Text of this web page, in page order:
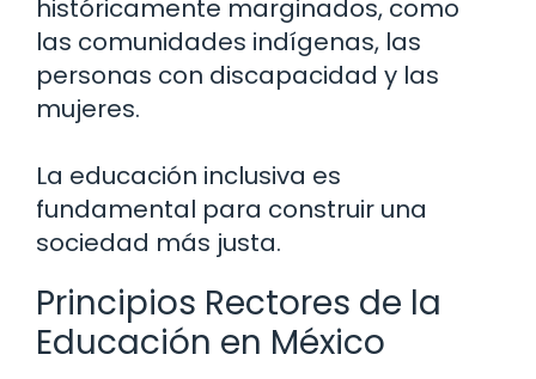
históricamente marginados, como
las comunidades indígenas, las
personas con discapacidad y las
mujeres.
La educación inclusiva es
fundamental para construir una
sociedad más justa.
Principios Rectores de la
Educación en México